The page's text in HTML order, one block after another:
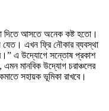
দিতে আসতে অনেক কষ্ট হতো।
যেত। এখন ফ্রি নৌকার ব্যবস্থা
এ উদ্যোগে সন্তোষ প্রকাশ
মানবিক উদ্যোগ চরাঞ্চলের
সহায়ক ভূমিকা রাখবে।